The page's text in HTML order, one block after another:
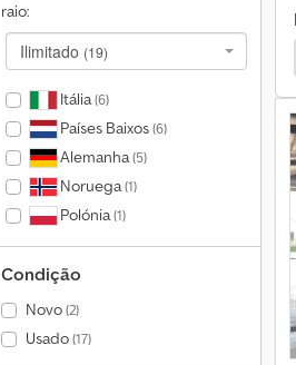
raio:
Ilimitado (19)
Itália(6)
Países Baixos(6)
Alemanha(5)
Noruega(1)
Polónia(1)
Condição
Novo(2)
Usado(17)
Isuzu Chassis Isuzu Tipper